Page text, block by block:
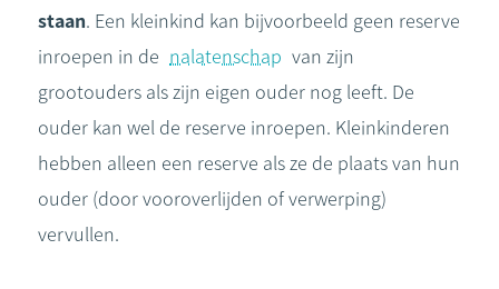
staan. Een kleinkind kan bijvoorbeeld geen reserve
inroepen in de nalatenschap van zijn
grootouders als zijn eigen ouder nog leeft. De
ouder kan wel de reserve inroepen. Kleinkinderen
hebben alleen een reserve als ze de plaats van hun
ouder (door vooroverlijden of verwerping)
vervullen.